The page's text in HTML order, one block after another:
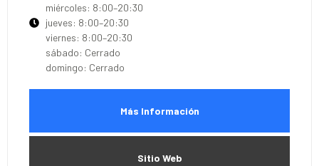
miércoles: 8:00–20:30
jueves: 8:00–20:30
viernes: 8:00–20:30
sábado: Cerrado
domingo: Cerrado
Más Información
Sitio Web